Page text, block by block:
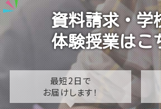
Vtuberという表現を学ぶ
2024
2023
2021
2020
資料請求・学
体験授業はこ
最短2日で
お届けします！